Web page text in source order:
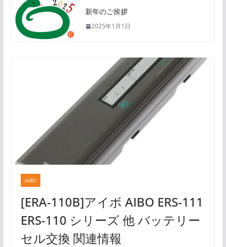
新年のご挨拶
2025年1月1日
AIBO
[ERA-110B]アイボ AIBO ERS-111
ERS-110 シリーズ 他 バッテリー
セル交換 関連情報